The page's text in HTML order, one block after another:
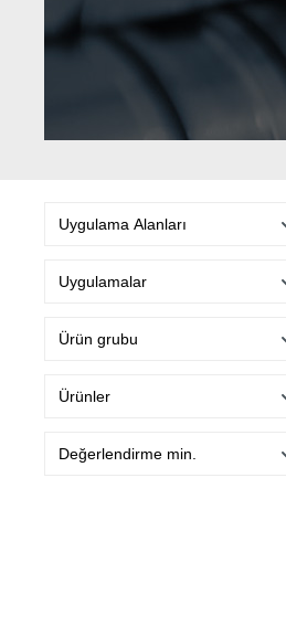
Uygulama Alanları
Uygulamalar
Ürün grubu
Ürünler
Değerlendirme min.